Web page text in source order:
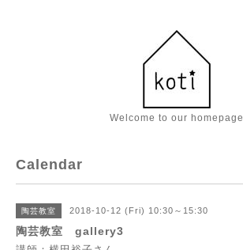
Welcome to our homepage
Calendar
陶芸教室 2018-10-12 (Fri) 10:30～15:30
陶芸教室 gallery3